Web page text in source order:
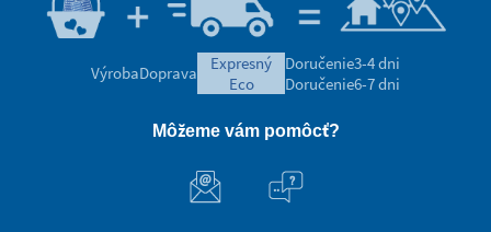
VýrobaDoprava
expresný
eco
Doručenie3-4 dni
Doručenie6-7 dni
Môžeme vám pomôcť?